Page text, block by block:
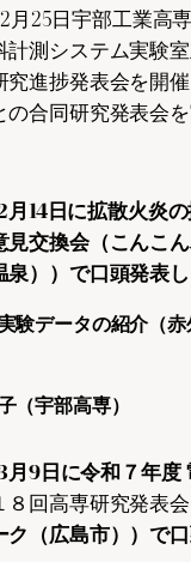
月25日宇部工業高
計測システム実験
究進捗発表会を開
の合同研究発表会
14日に拡散火炎
見交換会（こんこ
））で口頭発表し
験データの紹介（
（宇部高専）
9日に令和７年度
８回高専研究発表会
ク（広島市））で